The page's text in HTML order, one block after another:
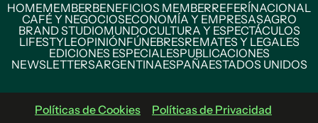
HOMEMEMBERBENEFICIOS MEMBERREFERÍNACIONAL
CAFÉ Y NEGOCIOSECONOMÍA Y EMPRESASAGRO
BRAND STUDIOMUNDOCULTURA Y ESPECTÁCULOS
LIFESTYLEOPINIÓNFÚNEBRESREMATES Y LEGALES
EDICIONES ESPECIALESPUBLICACIONES
NEWSLETTERSARGENTINAESPAÑAESTADOS UNIDOS
Políticas de Cookies
Políticas de Privacidad